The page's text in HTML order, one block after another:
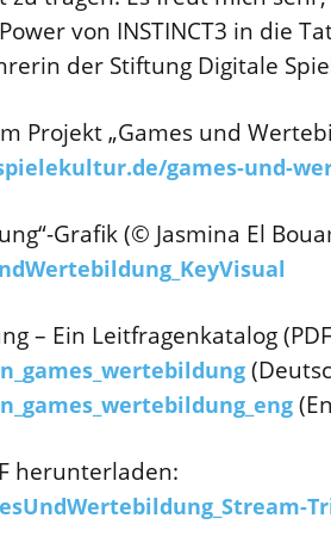
von INSTINCT3 in die
der Stiftung Digitale
Projekt „Games und
games-und-
Grafik (© Jasmina El
– Ein Leitfragenkatalog
herunterladen: